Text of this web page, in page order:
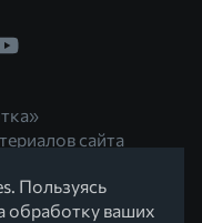
сайта
Пользуясь
обработку ваших